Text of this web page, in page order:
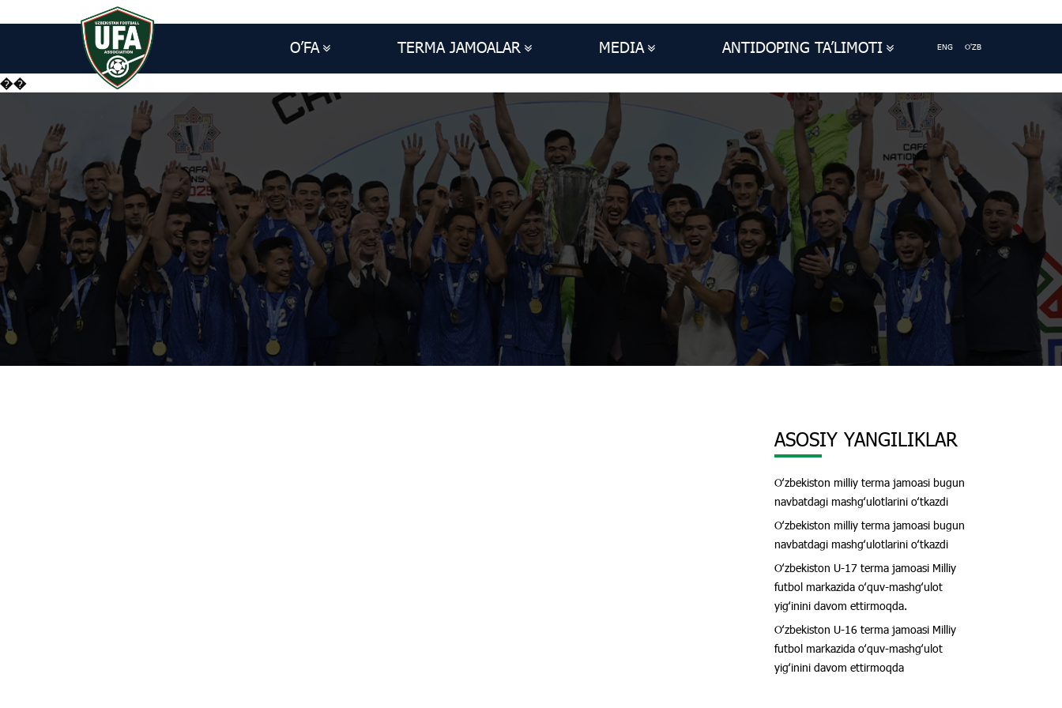
O’FA TERMA JAMOALAR MEDIA ANTIDOPING TA’LIMOTI ENG O'ZB
��
ASOSIY YANGILIKLAR
Oʻzbekiston milliy terma jamoasi bugun
navbatdagi mashgʻulotlarini oʻtkazdi
Oʻzbekiston milliy terma jamoasi bugun
navbatdagi mashgʻulotlarini oʻtkazdi
Oʻzbekiston U-17 terma jamoasi Milliy
futbol markazida oʻquv-mashgʻulot
yigʻinini davom ettirmoqda.
Oʻzbekiston U-16 terma jamoasi Milliy
futbol markazida oʻquv-mashgʻulot
yigʻinini davom ettirmoqda